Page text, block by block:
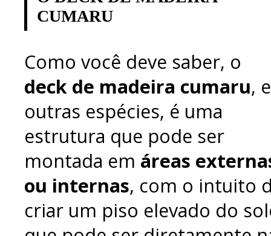
CUMARU
Como você deve saber, o
deck de madeira cumaru, e
outras espécies, é uma
estrutura que pode ser
montada em áreas
ou internas, com o intuito
criar um piso elevado do